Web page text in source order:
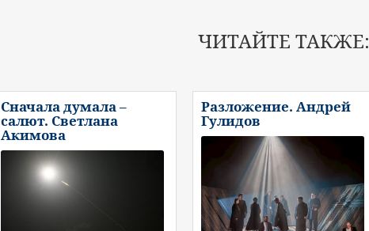
ЧИТАЙТЕ ТАКЖЕ:
Сначала думала –
салют. Светлана
Акимова
Разложение. Андрей
Гулидов